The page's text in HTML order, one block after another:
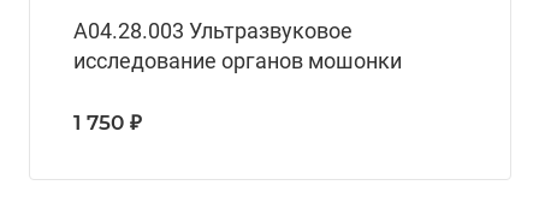
A04.28.003 Ультразвуковое
исследование органов мошонки
1 750 ₽